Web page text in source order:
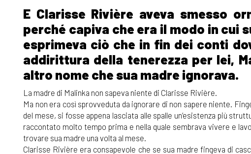
E Clarisse Rivière aveva smesso
perché capiva che era il modo in cui
esprimeva ciò che in fin dei conti
addirittura della tenerezza per lei,
altro nome che sua madre ignorava.
La madre di Malinka non sapeva niente di Clarisse Rivière.
Ma non era così sprovveduta da ignorare di non sapere niente.
del mese, si fosse appena lasciata alle spalle un’esistenza più
raccontato molto tempo prima e nella quale sembrava vivere e
trovare sua madre una volta al mese.
Clarisse Rivière era consapevole che se sua madre fingeva di